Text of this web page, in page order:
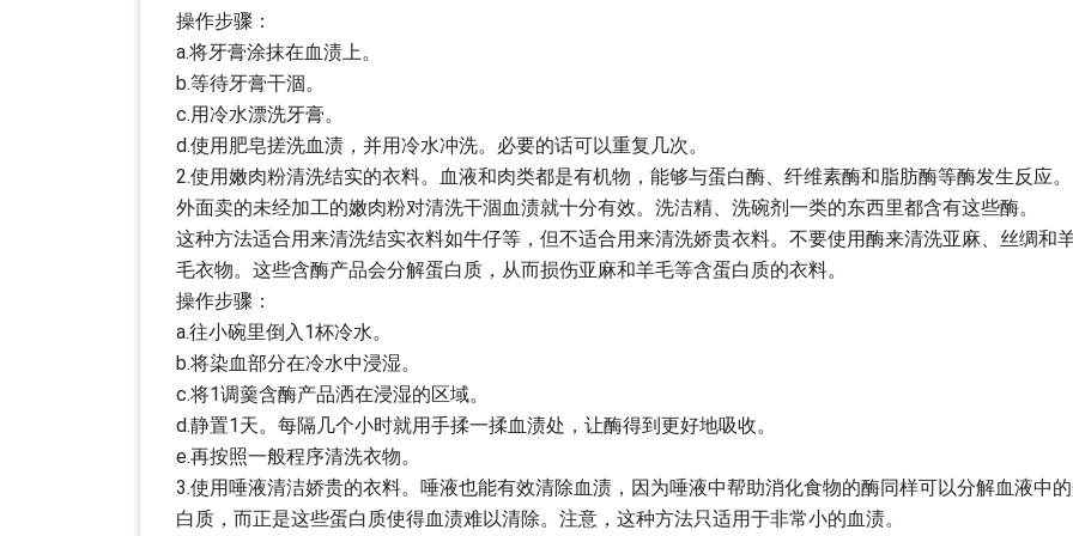
操作步骤：
a.将牙膏涂抹在血渍上。
b.等待牙膏干涸。
c.用冷水漂洗牙膏。
d.使用肥皂搓洗血渍，并用冷水冲洗。必要的话可以重复几次。
2.使用嫩肉粉清洗结实的衣料。血液和肉类都是有机物，能够与蛋白酶、纤维素酶和脂肪酶等酶发生反应。
外面卖的未经加工的嫩肉粉对清洗干涸血渍就十分有效。洗洁精、洗碗剂一类的东西里都含有这些酶。
这种方法适合用来清洗结实衣料如牛仔等，但不适合用来清洗娇贵衣料。不要使用酶来清洗亚麻、丝绸和
毛衣物。这些含酶产品会分解蛋白质，从而损伤亚麻和羊毛等含蛋白质的衣料。
操作步骤：
a.往小碗里倒入1杯冷水。
b.将染血部分在冷水中浸湿。
c.将1调羹含酶产品洒在浸湿的区域。
d.静置1天。每隔几个小时就用手揉一揉血渍处，让酶得到更好地吸收。
e.再按照一般程序清洗衣物。
3.使用唾液清洁娇贵的衣料。唾液也能有效清除血渍，因为唾液中帮助消化食物的酶同样可以分解血液中
白质，而正是这些蛋白质使得血渍难以清除。注意，这种方法只适用于非常小的血渍。